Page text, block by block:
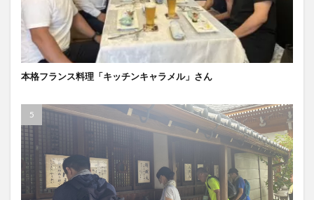
本格フランス料理「キッチンキャラメル」さん